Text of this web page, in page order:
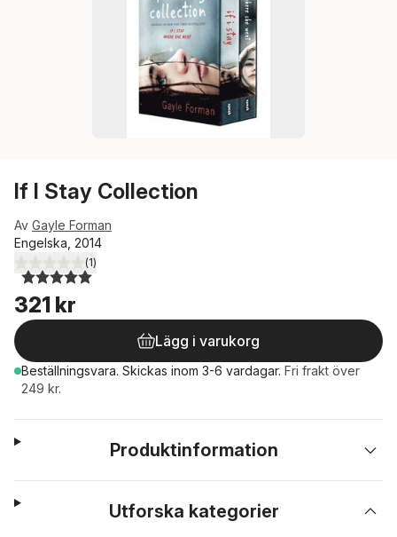
If I Stay Collection
Av Gayle Forman
Engelska, 2014
5,0utav 5 stjärnor. Totalt antal röster:
(1)
321 kr
Lägg i varukorg
Beställningsvara. Skickas inom 3-6 vardagar. Fri frakt över
249 kr.
Produktinformation
Utforska kategorier